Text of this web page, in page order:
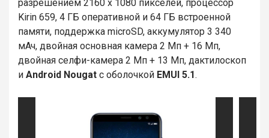
разрешением 2160 х 1080 пикселей, процессор
Kirin 659, 4 ГБ оперативной и 64 ГБ встроенной
памяти, поддержка microSD, аккумулятор 3 340
мАч, двойная основная камера 2 Мп + 16 Мп,
двойная селфи-камера 2 Мп + 13 Мп, дактилоскоп
и Android Nougat с оболочкой EMUI 5.1.